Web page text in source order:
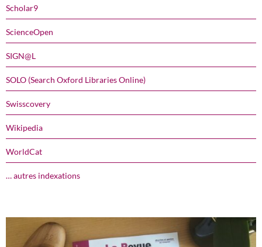
Scholar9
ScienceOpen
SIGN@L
SOLO (Search Oxford Libraries Online)
Swisscovery
Wikipedia
WorldCat
… autres indexations